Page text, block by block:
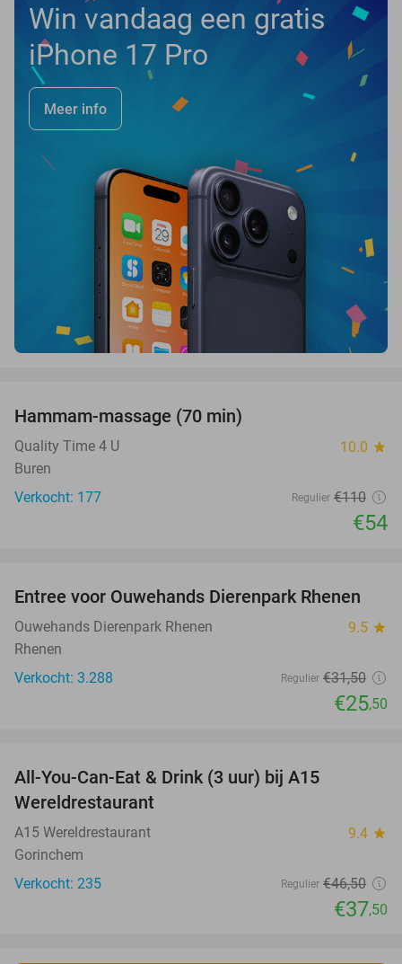
Win vandaag een gratis
iPhone 17 Pro
Meer info
Hammam-massage (70 min)
Quality Time 4 U 10.0 star
Buren
Verkocht: 177
Regulier €110
€54
19%
Entree voor Ouwehands Dierenpark Rhenen
Ouwehands Dierenpark Rhenen 9.5 star
Rhenen
Verkocht: 3.288
Regulier €31,50
€25,50
All-You-Can-Eat & Drink (3 uur) bij A15
Wereldrestaurant
A15 Wereldrestaurant 9.4 star
Gorinchem
Verkocht: 235
Regulier €46,50
€37,50